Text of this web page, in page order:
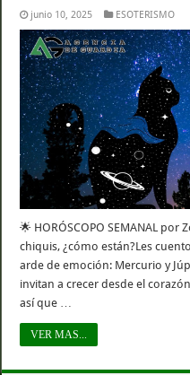
junio 10, 2025 ESOTERISMO
🌟 HORÓSCOPO SEMANAL por
chiquis, ¿cómo están?Les
arde de emoción: Mercurio y
invitan a crecer desde el
así que …
VER MAS...